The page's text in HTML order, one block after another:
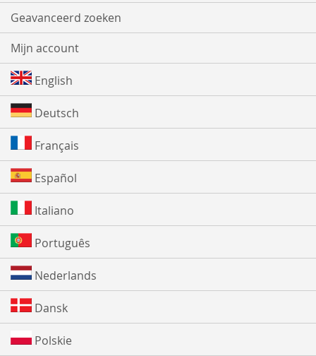
Geavanceerd zoeken
Mijn account
English
Deutsch
Français
Español
Italiano
Português
Nederlands
Dansk
Polskie